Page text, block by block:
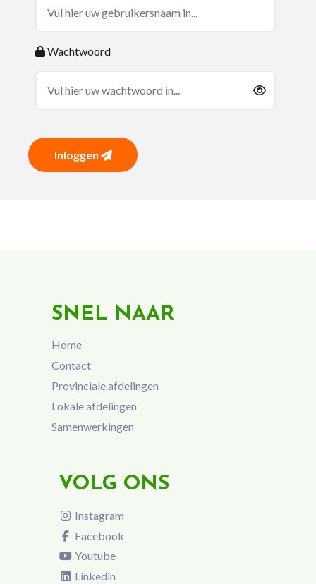
Wachtwoord
Inloggen
SNEL NAAR
Home
Contact
Provinciale afdelingen
Lokale afdelingen
Samenwerkingen
VOLG ONS
Instagram
Facebook
Youtube
Linkedin